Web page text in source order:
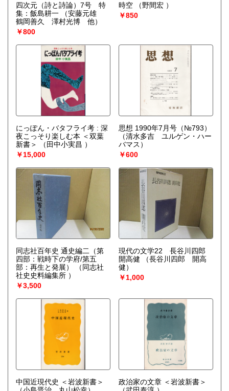
四次元（詩と詩論）7号 特
集：飯島耕一
（安藤元雄
鶴岡善久 澤村光博 他）
￥800
時空
（野間宏 ）
￥850
にっぽん・バタフライ考 : 深
夜こっそり楽しむ本 ＜双葉
新書＞
（田中小実昌 ）
￥15,000
思想 1990年7月号（№793）
（清水多吉 ユルゲン・ハー
バマス）
￥600
同志社百年史 通史編二（第
四部：戦時下の学府/第五
部：再生と発展）
（同志社
社史史料編集所 ）
￥3,500
現代の文学22 長谷川四郎
開高健
（長谷川四郎 開高
健）
￥1,000
中国近現代史 ＜岩波新書＞
政治家の文章 ＜岩波新書＞